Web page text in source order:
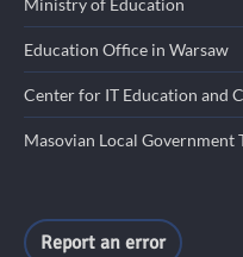
Ministry of Education
Education Office in Warsaw
Center for IT Education and
Masovian Local Government
Report an error